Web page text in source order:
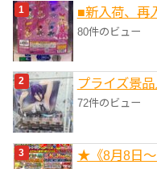
ー
■新入荷、再
80件のビュー
プライズ景
72件のビュー
★《8月8日～